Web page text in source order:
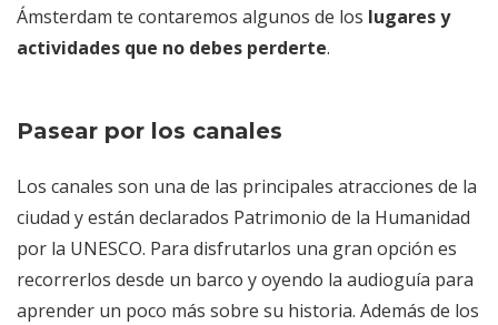
Ámsterdam te contaremos algunos de los lugares y
actividades que no debes perderte.
Pasear por los canales
Los canales son una de las principales atracciones de la
ciudad y están declarados Patrimonio de la Humanidad
por la UNESCO. Para disfrutarlos una gran opción es
recorrerlos desde un barco y oyendo la audioguía para
aprender un poco más sobre su historia. Además de los